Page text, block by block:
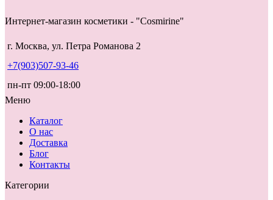
Интернет-магазин косметики - "Cosmirine"
г. Москва, ул. Петра Романова 2
+7(903)507-93-46
пн-пт 09:00-18:00
Меню
Каталог
О нас
Доставка
Блог
Контакты
Категории